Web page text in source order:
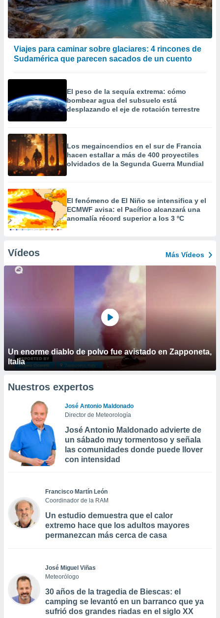
Viajes para caminar sobre glaciares: 4 rincones de
Sudamérica que parecen sacados de un cuento
El peso de la sequía extrema: cómo
bombear agua del subsuelo está
desplazando el eje de rotación terrestre
Los megaincendios en el sur de Francia
hacen estallar a más de 400 proyectiles
olvidados de la Segunda Guerra Mundial
El fenómeno de El Niño se intensifica y el
ECMWF avisa: el Pacífico alcanzará una
anomalía récord superior a los 3 ºC
Vídeos Más Vídeos
Un enorme diablo de polvo fue avistado en Zapponeta,
Italia
Nuestros expertos
José Antonio Maldonado
Director de Meteorología
José Antonio Maldonado advierte de
un sábado muy tormentoso y señala
las comunidades donde puede llover
con intensidad
Francisco Martín León
Coordinador de la RAM
Un estudio demuestra que el calor
extremo hace que los adultos mayores
permanezcan más cerca de casa
José Miguel Viñas
Meteorólogo
30 años de la tragedia de Biescas: el
camping se levantó en un barranco que ya
sufrió dos grandes riadas en el siglo XX